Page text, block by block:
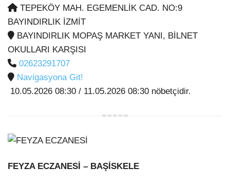
TEPEKÖY MAH. EGEMENLİK CAD. NO:9
BAYINDIRLIK İZMİT
BAYINDIRLIK MOPAŞ MARKET YANI, BİLNET
OKULLARI KARŞISI
02623291707
Navigasyona Git!
10.05.2026 08:30 / 11.05.2026 08:30 nöbetçidir.
FEYZA ECZANESİ – BAŞİSKELE